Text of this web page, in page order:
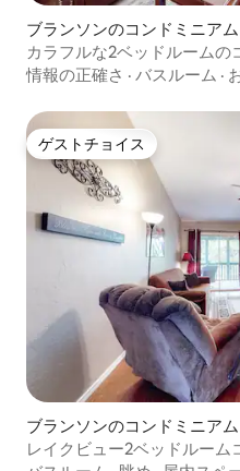
ブランソンのコンドミニアム
カラフルな2ベッドルーム
ロフト #ブランソン
情報の正確さ · バスルーム ·
ゲストチョイス
ゲストチョイス
ブランソンのコンドミニアム
レイクビュー2ベッドルー